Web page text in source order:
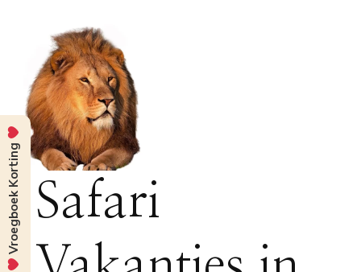
Safari
Vroegboek Korting